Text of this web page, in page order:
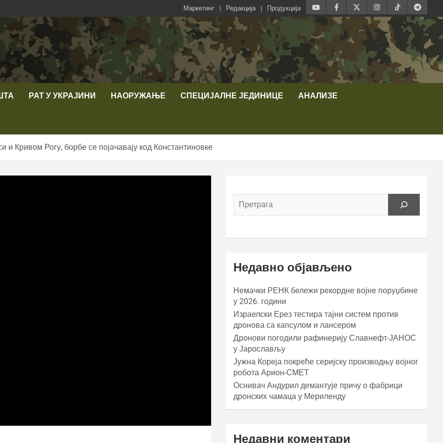
Маркетинг Редакција Продукција
РАТ У УКРАЈИНИ НАОРУЖАЊЕ СПЕЦИЈАЛНЕ ЈЕДИНИЦЕ АНАЛИЗЕ
и Кривом Рогу, борбе се појачавају код Константиновке
Недавно објављено
Немачки РЕНК бележи рекордне војне поруџбине
у 2026. години
Израелски Ерез тестира тајни систем против
дронова са капсулом и лансером
Дронови погодили рафинерију Славнефт-ЈАНОС
у Јарослављу
Јужна Кореја покреће серијску производњу војног
робота Арион-СМЕТ
Оснивач Андурил демантује причу о фабрици
дронских чамаца у Мериленду
Недавни коментари